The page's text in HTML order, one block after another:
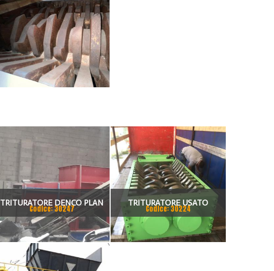
TRITURATORE DENCO PLAN
2000
Codice: 30247
TRITURATORE USATO
MOTORE 132KW ROTORE 800
1500 LUNGHEZZA ROTORE
Codice: 30224